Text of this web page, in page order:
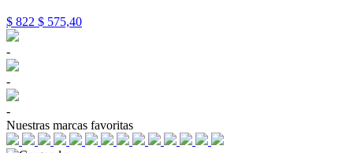
$ 822 $ 575,40
-
-
-
Nuestras marcas favoritas